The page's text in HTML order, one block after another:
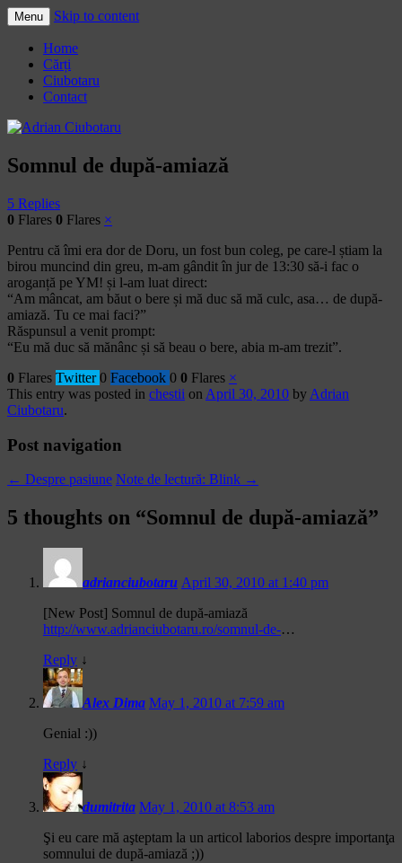
Adrian Ciubotaru
Menu Skip to content
Home
Cărți
Ciubotaru
Contact
Somnul de după-amiază
5 Replies
0 Flares 0 Flares ×
Pentru că îmi era dor de Doru, un fost bun coleg, pe care-l știam la
birou muncind din greu, m-am gândit în jur de 13:30 să-i fac o
aroganță pe YM! și l-am luat direct:
“Am mâncat, am băut o bere și mă duc să mă culc, asa… de după-
amiază. Tu ce mai faci?”
Răspunsul a venit prompt:
“Eu mă duc să mănânc și să beau o bere, abia m-am trezit”.
0 Flares Twitter 0 Facebook 0 0 Flares ×
This entry was posted in chestii on April 30, 2010 by Adrian
Ciubotaru.
Post navigation
← Despre pasiune Note de lectură: Blink →
5 thoughts on “Somnul de după-amiază”
adrianciubotaru April 30, 2010 at 1:40 pm
[New Post] Somnul de după-amiază
http://www.adrianciubotaru.ro/somnul-de-…
Reply ↓
Alex Dima May 1, 2010 at 7:59 am
Genial :))
Reply ↓
dumitrita May 1, 2010 at 8:53 am
Şi eu care mă aşteptam la un articol laborios despre importanţa
somnului de după-amiază ;))